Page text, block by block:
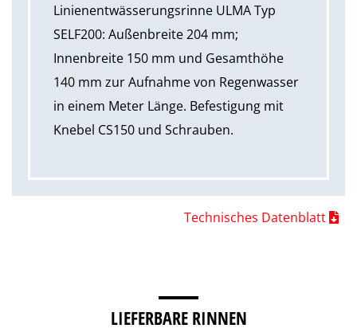
Linienentwässerungsrinne ULMA Typ
SELF200: Außenbreite 204 mm;
Innenbreite 150 mm und Gesamthöhe
140 mm zur Aufnahme von Regenwasser
in einem Meter Länge. Befestigung mit
Knebel CS150 und Schrauben.
Technisches Datenblatt
LIEFERBARE RINNEN